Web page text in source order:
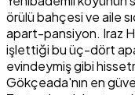
örülü bahçesi ve aile
apart-pansiyon. Iraz
işlettiği bu üç-dört
evindeymiş gibi
Gökçeada'nın en